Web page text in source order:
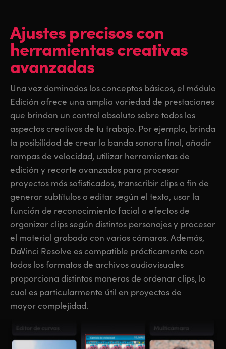
Ajustes precisoscon
herramientascreativas
avanzadas
Una vez dominados los conceptos básicos, el módulo
Edición ofrece una amplia variedad de prestaciones
que brindan un control absoluto sobre todos los
aspectos creativos de tu trabajo. Por ejemplo, brinda
la posibilidad de crear la banda sonora final, añadir
rampas de velocidad, utilizar herramientas de
edición y recorte avanzadas para procesar
proyectos más sofisticados, transcribir clips a fin de
generar subtítulos o editar según el texto, usar la
función de reconocimiento facial a efectos de
organizar clips según distintos personajes y procesar
el material grabado con varias cámaras. Además,
DaVinci Resolve es compatible prácticamente con
todos los formatos de archivos audiovisuales
proporciona distintas maneras de ordenar clips, lo
cual es particularmente útil en proyectos de
mayor complejidad.